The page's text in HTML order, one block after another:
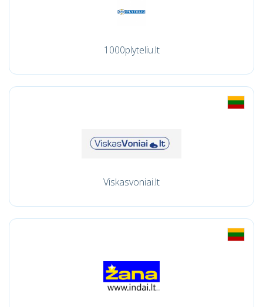
1000plyteliu.lt
Viskasvoniai.lt